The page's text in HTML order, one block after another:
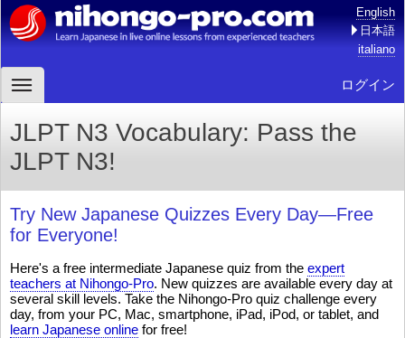
English
日本語
italiano
ログイン
JLPT N3 Vocabulary: Pass the
JLPT N3!
Try New Japanese Quizzes Every Day—Free
for Everyone!
Here's a free intermediate Japanese quiz from the expert
teachers at Nihongo-Pro. New quizzes are available every day at
several skill levels. Take the Nihongo-Pro quiz challenge every
day, from your PC, Mac, smartphone, iPad, iPod, or tablet, and
learn Japanese online for free!